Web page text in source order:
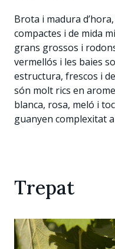
Brota i madura
compactes i de mida
grans grossos i
vermellós i les baies
estructura, frescos i
són molt rics en
blanca, rosa, meló i
guanyen complexitat
Trepat